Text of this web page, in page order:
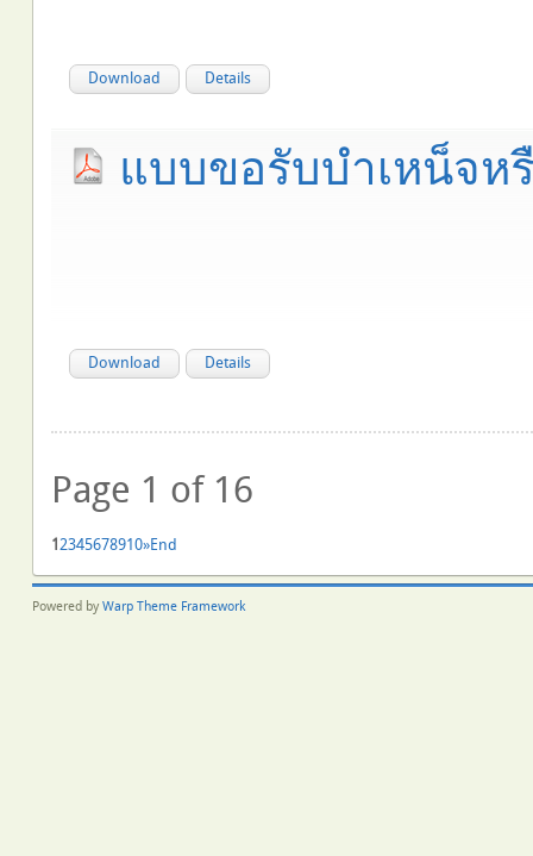
Download Details
แบบขอรับบำเหน็จห
Download Details
Page 1 of 16
1 2345678910»End
Powered by Warp Theme Framework